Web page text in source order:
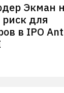
Экман
для
в IPO